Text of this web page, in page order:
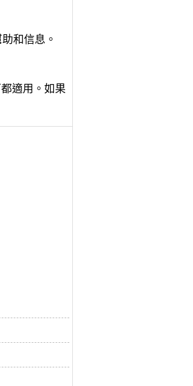
和信息。
適用。如果